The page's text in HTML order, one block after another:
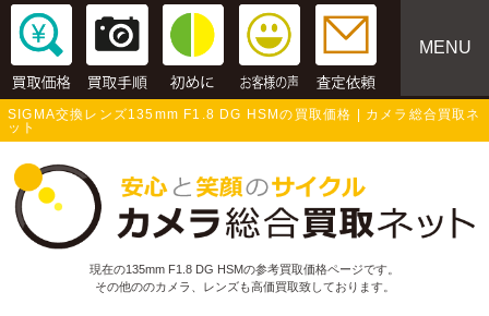
MENU
SIGMA交換レンズ135mm F1.8 DG HSMの買取価格 | カメラ総合買取ネ
ット
現在の135mm F1.8 DG HSMの参考買取価格ページです。
その他ののカメラ、レンズも高価買取致しております。